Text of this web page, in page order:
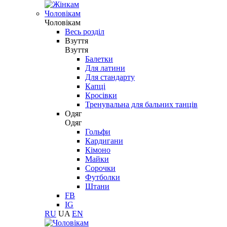
Чоловікам
Чоловікам
Весь розділ
Взуття
Взуття
Балетки
Для латини
Для стандарту
Капці
Кросівки
Тренувальна для бальних танців
Одяг
Одяг
Гольфи
Кардигани
Кімоно
Майки
Сорочки
Футболки
Штани
FB
IG
RU UA EN